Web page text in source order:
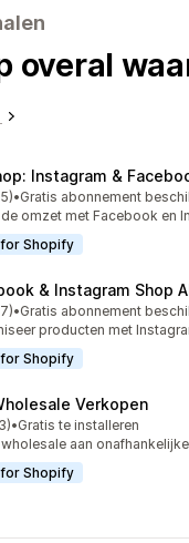
overal
Instagram &
in totaal
•Gratis abonnement
omzet met Facebook en
Shopify
& Instagram Shop
in totaal
•Gratis abonnement
producten met
Shopify
Verkopen
in totaal
•Gratis te installeren
aan
Shopify